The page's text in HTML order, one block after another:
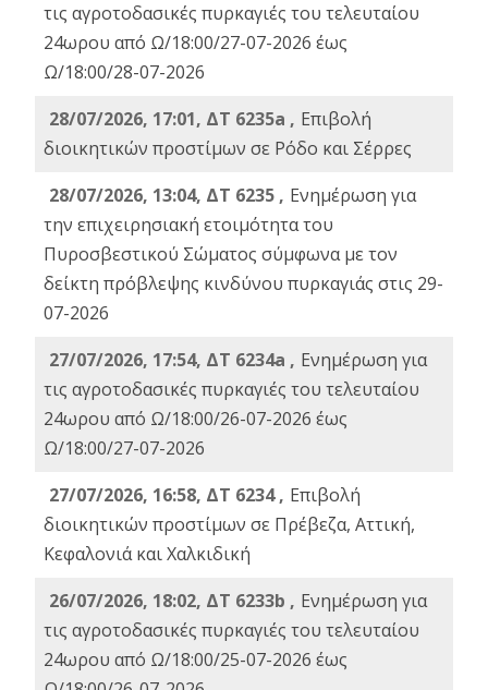
τις αγροτοδασικές πυρκαγιές του τελευταίου
24ωρου από Ω/18:00/27-07-2026 έως
Ω/18:00/28-07-2026
28/07/2026, 17:01, ΔΤ 6235a , Eπιβολή
διοικητικών προστίμων σε Ρόδο και Σέρρες
28/07/2026, 13:04, ΔΤ 6235 , Ενημέρωση για
την επιχειρησιακή ετοιμότητα του
Πυροσβεστικού Σώματος σύμφωνα με τον
δείκτη πρόβλεψης κινδύνου πυρκαγιάς στις 29-
07-2026
27/07/2026, 17:54, ΔΤ 6234a , Ενημέρωση για
τις αγροτοδασικές πυρκαγιές του τελευταίου
24ωρου από Ω/18:00/26-07-2026 έως
Ω/18:00/27-07-2026
27/07/2026, 16:58, ΔΤ 6234 , Eπιβολή
διοικητικών προστίμων σε Πρέβεζα, Αττική,
Κεφαλονιά και Χαλκιδική
26/07/2026, 18:02, ΔΤ 6233b , Ενημέρωση για
τις αγροτοδασικές πυρκαγιές του τελευταίου
24ωρου από Ω/18:00/25-07-2026 έως